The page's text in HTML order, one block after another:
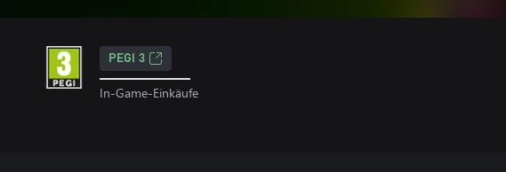
PEGI 3
In-Game-Einkäufe